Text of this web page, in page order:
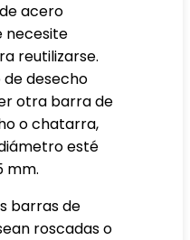
acero
necesite
reutilizarse.
desecho
otra barra de
o chatarra,
esté
mm.
barras de
roscadas o